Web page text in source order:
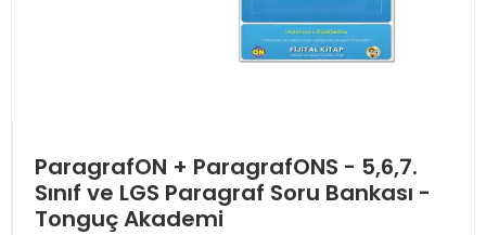
ParagrafON + ParagrafONS - 5,6,7.
Sınıf ve LGS Paragraf Soru Bankası -
Tonguç Akademi